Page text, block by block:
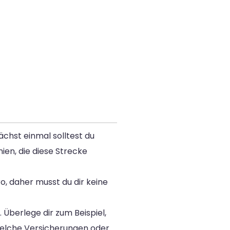
einmal solltest du
die diese Strecke
daher musst du dir keine
dir zum Beispiel,